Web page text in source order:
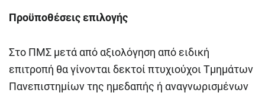
Προϋποθέσεις επιλογής
Στο ΠΜΣ μετά από αξιολόγηση από ειδική
επιτροπή θα γίνονται δεκτοί πτυχιούχοι Τμημάτων
Πανεπιστημίων της ημεδαπής ή αναγνωρισμένων